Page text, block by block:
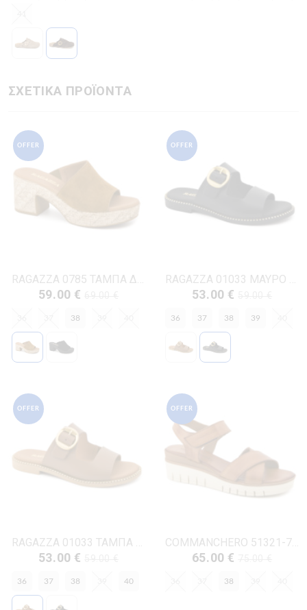
ΣΧΕΤΙΚΑ ΠΡΟΪΟΝΤΑ
OFFER
59.00 €
38
OFFER
53.00 €
36 37 38 39
OFFER
RAGAZZA 01033 ΤΑΜΠΑ ΔΕΡΜΑ
53.00 €
36 37 38 40
OFFER
COMMANCHERO 51321-726 ΤΑΜΠΑ ΔΕΡΜΑ
65.00 €
38